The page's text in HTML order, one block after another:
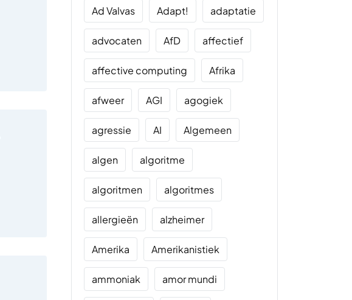
Ad Valvas Adapt! adaptatie
advocaten AfD affectief
affective computing Afrika
afweer AGI agogiek
agressie AI Algemeen
algen algoritme
algoritmen algoritmes
allergieën alzheimer
Amerika Amerikanistiek
ammoniak amor mundi